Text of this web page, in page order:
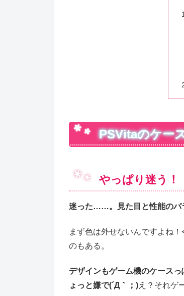
PSVitaのケー
やっぱり迷う！
迷った……。見た目と性能のバ
まず色は外せないんですよね
のもある。
デザインもゲーム機のケース
ょっと嫌で(´Д｀；)え？それゲ